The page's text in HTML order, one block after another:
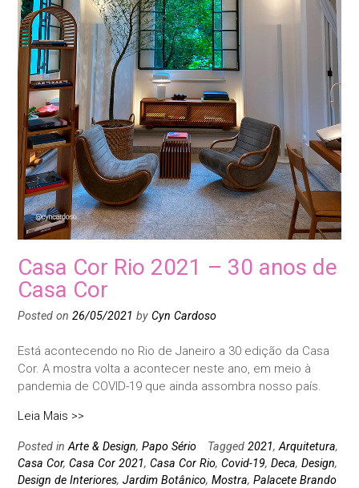
Casa Cor Rio 2021 – 30 anos de
Casa Cor
Posted on 26/05/2021 by Cyn Cardoso
Está acontecendo no Rio de Janeiro a 30 edição da Casa
Cor. A mostra volta a acontecer neste ano, em meio à
pandemia de COVID-19 que ainda assombra nosso país.
Leia Mais >>
Posted inArte & Design, Papo Sério Tagged 2021,Arquitetura,
Casa Cor, Casa Cor 2021, Casa Cor Rio, Covid-19, Deca, Design,
Design de Interiores, Jardim Botânico, Mostra, Palacete Brando